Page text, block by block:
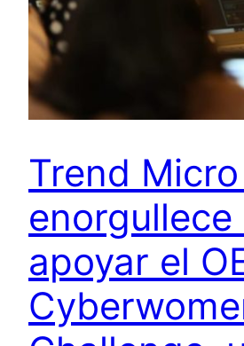
Trend
enorgullece
apoyar el